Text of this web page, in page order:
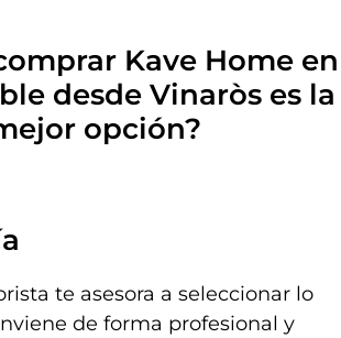
Kave Home en
desde Vinaròs es la
opción?
te asesora a seleccionar lo
de forma profesional y